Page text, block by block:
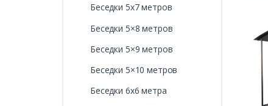
Беседки 5х7 метров
Беседки 5×8 метров
Беседки 5×9 метров
Беседки 5×10 метров
Беседки 6х6 метра